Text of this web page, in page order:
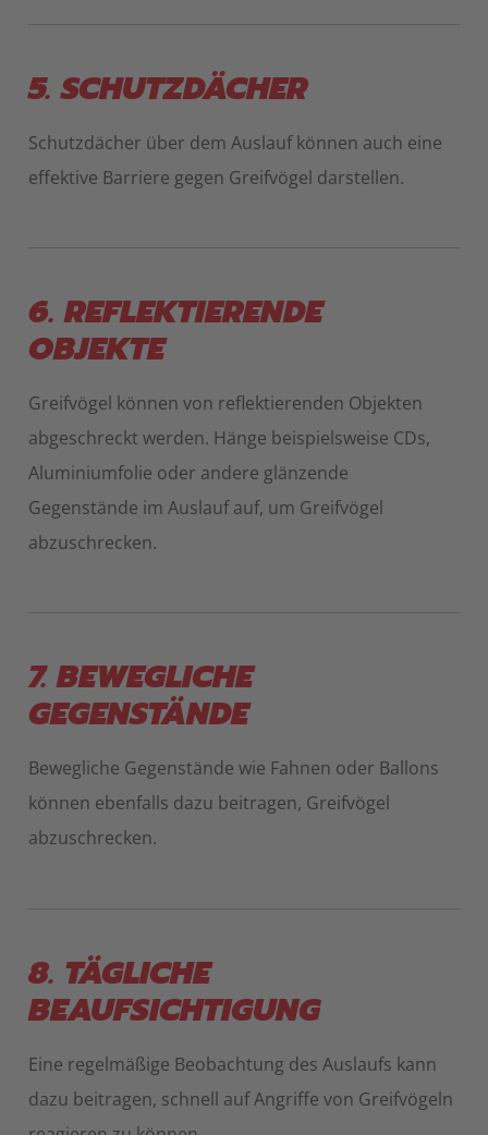
5. SCHUTZDÄCHER
Schutzdächer über dem Auslauf können auch eine
effektive Barriere gegen Greifvögel darstellen.
6. REFLEKTIERENDE
OBJEKTE
Greifvögel können von reflektierenden Objekten
abgeschreckt werden. Hänge beispielsweise CDs,
Aluminiumfolie oder andere glänzende
Gegenstände im Auslauf auf, um Greifvögel
abzuschrecken.
7. BEWEGLICHE
GEGENSTÄNDE
Bewegliche Gegenstände wie Fahnen oder Ballons
können ebenfalls dazu beitragen, Greifvögel
abzuschrecken.
8. TÄGLICHE
BEAUFSICHTIGUNG
Eine regelmäßige Beobachtung des Auslaufs kann
dazu beitragen, schnell auf Angriffe von Greifvögeln